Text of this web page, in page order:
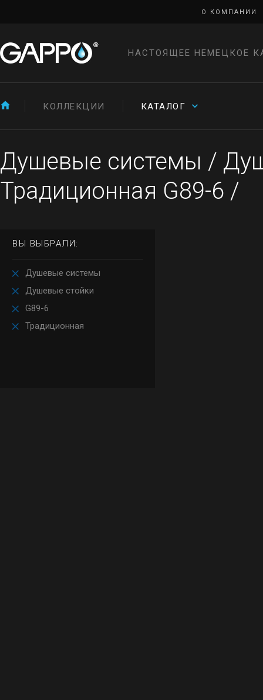
О КОМПАНИИ
НАСТОЯЩЕЕ НЕМЕЦКОЕ
КОЛЛЕКЦИИ КАТАЛОГ
Душевые системы /
Традиционная G89-6 /
ВЫ ВЫБРАЛИ:
Душевые системы
Душевые стойки
G89-6
Традиционная